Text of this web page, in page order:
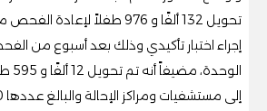
تحويل 132 ألفًا و 976 طفلاً
إجراء اختبار تأكيدي وذلك بعد أسبوع من